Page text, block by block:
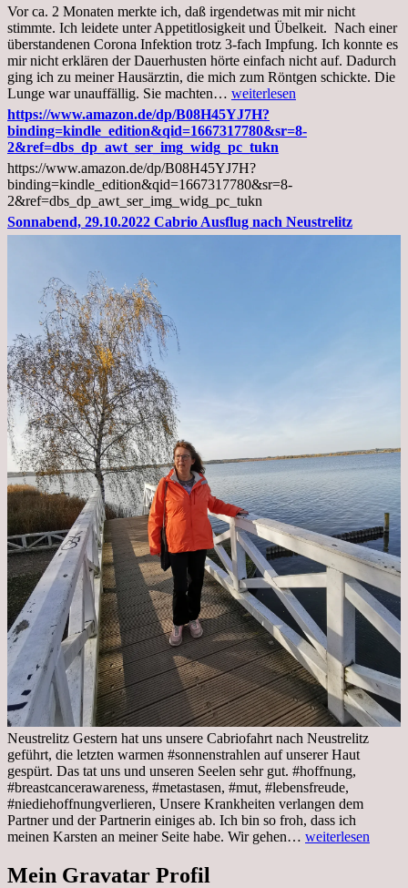
Vor ca. 2 Monaten merkte ich, daß irgendetwas mit mir nicht
stimmte. Ich leidete unter Appetitlosigkeit und Übelkeit. Nach einer
überstandenen Corona Infektion trotz 3-fach Impfung. Ich konnte es
mir nicht erklären der Dauerhusten hörte einfach nicht auf. Dadurch
ging ich zu meiner Hausärztin, die mich zum Röntgen schickte. Die
Lunge war unauffällig. Sie machten… Mittwoch,
02.11.2022,
Arztgespräch
und
Diagnose
Lebermetastasen
weiterlesen
https://www.amazon.de/dp/B08H45YJ7H?
binding=kindle_edition&qid=1667317780&sr=8-
2&ref=dbs_dp_awt_ser_img_widg_pc_tukn
https://www.amazon.de/dp/B08H45YJ7H?
binding=kindle_edition&qid=1667317780&sr=8-
2&ref=dbs_dp_awt_ser_img_widg_pc_tukn
Sonnabend, 29.10.2022 Cabrio Ausflug nach Neustrelitz
Neustrelitz Gestern hat uns unsere Cabriofahrt nach Neustrelitz
geführt, die letzten warmen #sonnenstrahlen auf unserer Haut
gespürt. Das tat uns und unseren Seelen sehr gut. #hoffnung,
#breastcancerawareness, #metastasen, #mut, #lebensfreude,
#niediehoffnungverlieren, Unsere Krankheiten verlangen dem
Partner und der Partnerin einiges ab. Ich bin so froh, dass ich
meinen Karsten an meiner Seite habe. Wir gehen… Sonnabend,
weiterlesen
Mein Gravatar Profil